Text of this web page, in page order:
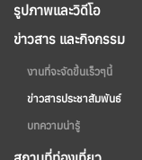
รูปภาพและวิดีโอ
ข่าวสาร และกิจกรรม
งานที่จะจัดขึ้นเร็วๆนี้
ข่าวสารประชาสัมพันธ์
บทความน่ารู้